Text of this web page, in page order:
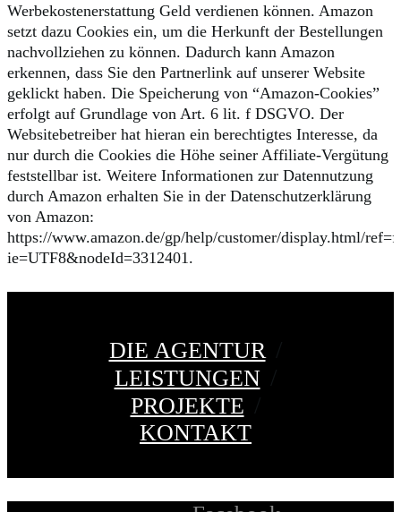
Werbekostenerstattung Geld verdienen können. Amazon
setzt dazu Cookies ein, um die Herkunft der Bestellungen
nachvollziehen zu können. Dadurch kann Amazon
erkennen, dass Sie den Partnerlink auf unserer Website
geklickt haben. Die Speicherung von “Amazon-Cookies”
erfolgt auf Grundlage von Art. 6 lit. f DSGVO. Der
Websitebetreiber hat hieran ein berechtigtes Interesse, da
nur durch die Cookies die Höhe seiner Affiliate-Vergütung
feststellbar ist. Weitere Informationen zur Datennutzung
durch Amazon erhalten Sie in der Datenschutzerklärung
von Amazon:
https://www.amazon.de/gp/help/customer/display.html/
ie=UTF8&nodeId=3312401.
DIE AGENTUR
LEISTUNGEN
PROJEKTE
KONTAKT